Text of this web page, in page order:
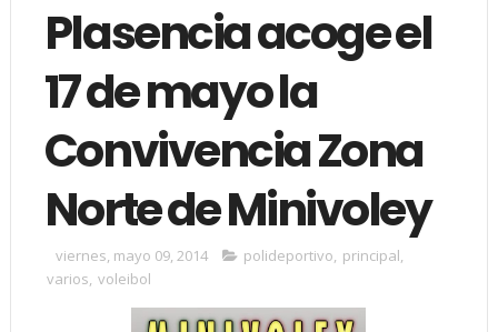
Plasencia acoge el
17 de mayo la
Convivencia Zona
Norte de Minivoley
viernes, mayo 09, 2014 polideportivo, principal,
varios, voleibol